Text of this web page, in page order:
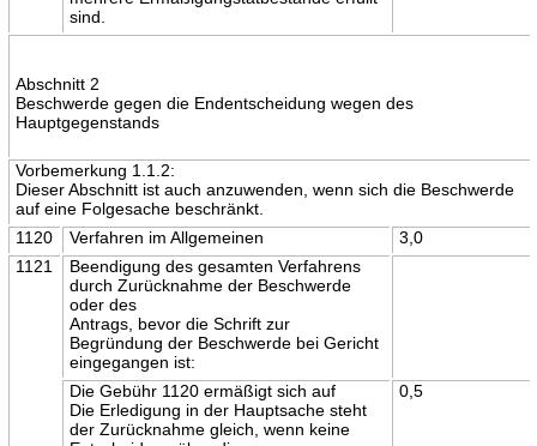
sind.
Abschnitt 2
Beschwerde gegen die Endentscheidung wegen des
Hauptgegenstands
Vorbemerkung 1.1.2:
Dieser Abschnitt ist auch anzuwenden, wenn sich die Beschwerde
auf eine Folgesache beschränkt.
1120
Verfahren im Allgemeinen
3,0
1121
Beendigung des gesamten Verfahrens
durch Zurücknahme der Beschwerde
oder des
Antrags, bevor die Schrift zur
Begründung der Beschwerde bei Gericht
eingegangen ist:
Die Gebühr 1120 ermäßigt sich auf
Die Erledigung in der Hauptsache steht
der Zurücknahme gleich, wenn keine
0,5